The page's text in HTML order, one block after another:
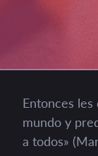
Entonces
mundo y
a todos»